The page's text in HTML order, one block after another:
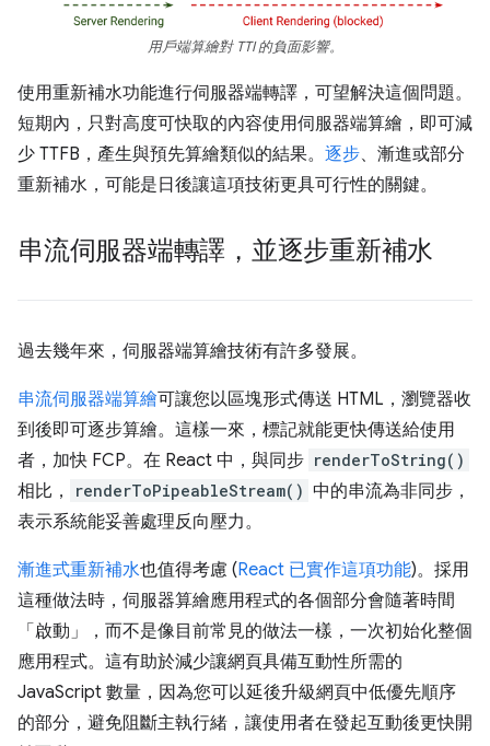
用戶端算繪對 TTI 的負面影響。
使用重新補水功能進行伺服器端轉譯，可望解決這個問題。
短期內，只對高度可快取的內容使用伺服器端算繪，即可減
少 TTFB，產生與預先算繪類似的結果。 逐步、漸進或部分
重新補水，可能是日後讓這項技術更具可行性的關鍵。
串流伺服器端轉譯，並逐步重新補水
過去幾年來，伺服器端算繪技術有許多發展。
串流伺服器端算繪可讓您以區塊形式傳送 HTML，瀏覽器收
到後即可逐步算繪。這樣一來，標記就能更快傳送給使用
者，加快 FCP。在 React 中，與同步 renderToString()
相比， renderToPipeableStream() 中的串流為非同步，
表示系統能妥善處理反向壓力。
漸進式重新補水也值得考慮 (React 已實作這項功能)。採用
這種做法時，伺服器算繪應用程式的各個部分會隨著時間
「啟動」，而不是像目前常見的做法一樣，一次初始化整個
應用程式。這有助於減少讓網頁具備互動性所需的
JavaScript 數量，因為您可以延後升級網頁中低優先順序
的部分，避免阻斷主執行緒，讓使用者在發起互動後更快開